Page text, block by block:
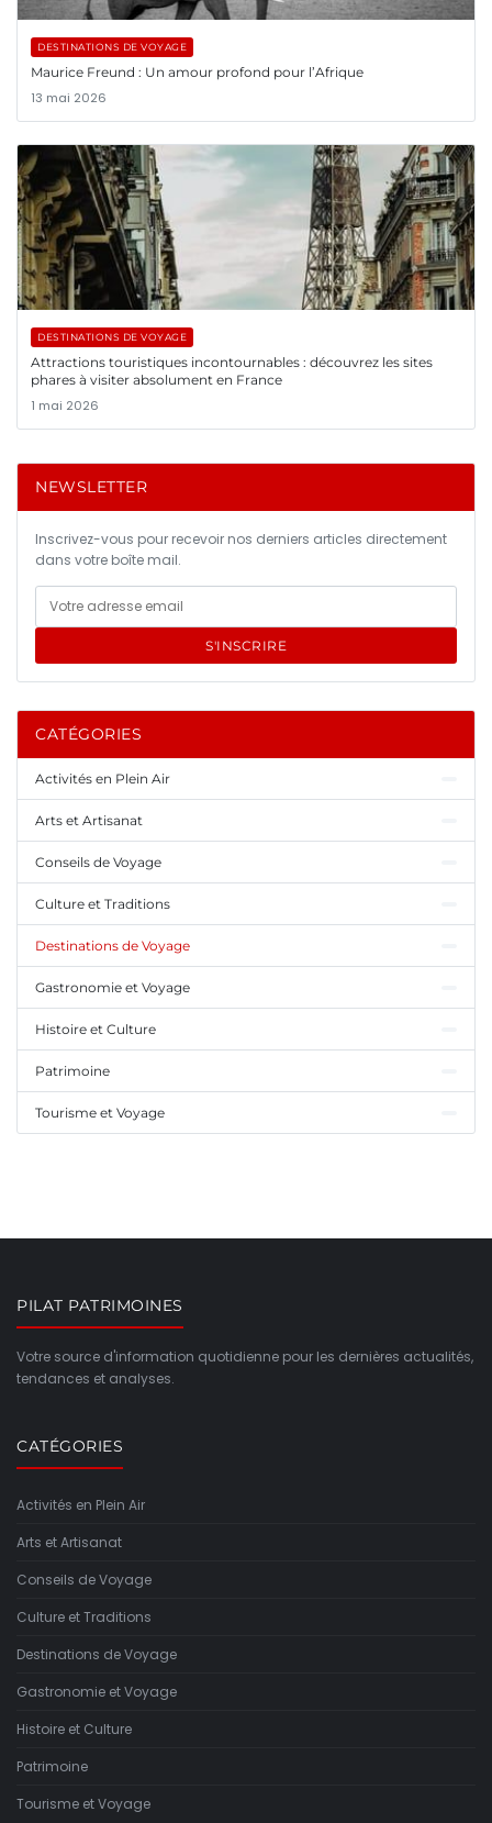
DESTINATIONS DE VOYAGE
Maurice Freund : Un amour profond pour l’Afrique
13 mai 2026
DESTINATIONS DE VOYAGE
Attractions touristiques incontournables : découvrez les sites
phares à visiter absolument en France
1 mai 2026
NEWSLETTER
Inscrivez-vous pour recevoir nos derniers articles directement
dans votre boîte mail.
S'INSCRIRE
CATÉGORIES
Activités en Plein Air
Arts et Artisanat
Conseils de Voyage
Culture et Traditions
Destinations de Voyage
Gastronomie et Voyage
Histoire et Culture
Patrimoine
Tourisme et Voyage
PILAT PATRIMOINES
Votre source d'information quotidienne pour les dernières actualités,
tendances et analyses.
CATÉGORIES
Activités en Plein Air
Arts et Artisanat
Conseils de Voyage
Culture et Traditions
Destinations de Voyage
Gastronomie et Voyage
Histoire et Culture
Patrimoine
Tourisme et Voyage